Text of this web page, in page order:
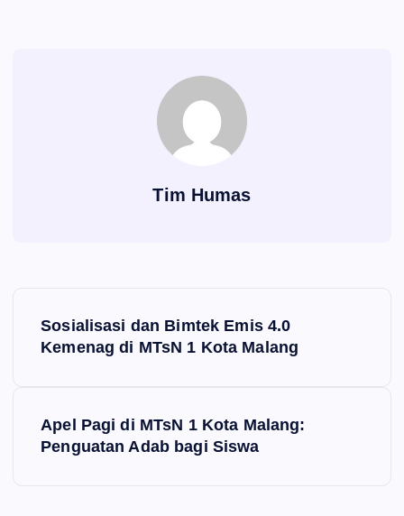
Tim Humas
Sosialisasi dan Bimtek Emis 4.0
Kemenag di MTsN 1 Kota Malang
Apel Pagi di MTsN 1 Kota Malang:
Penguatan Adab bagi Siswa